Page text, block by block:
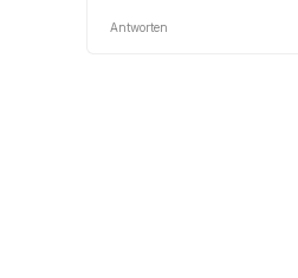
Antworten